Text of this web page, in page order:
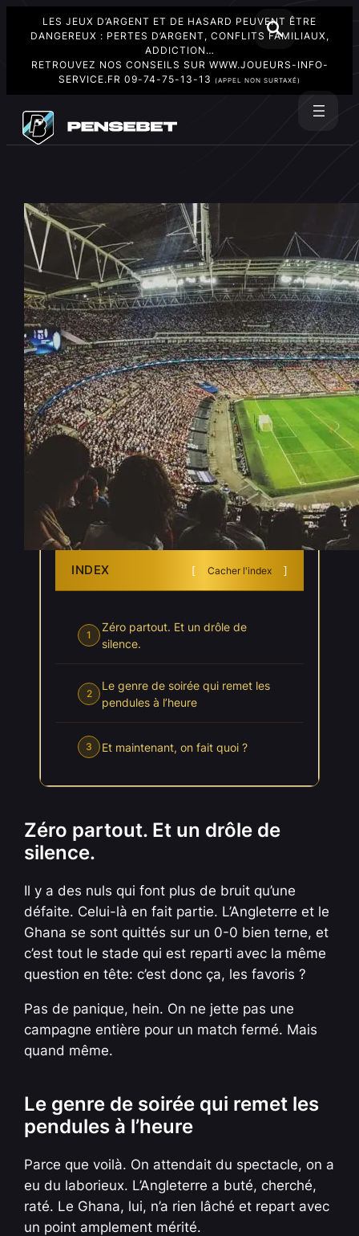
LES JEUX D’ARGENT ET DE HASARD PEUVENT ÊTRE
DANGEREUX : PERTES D’ARGENT, CONFLITS FAMILIAUX,
ADDICTION…
RETROUVEZ NOS CONSEILS SUR WWW.JOUEURS-INFO-
SERVICE.FR 09-74-75-13-13 (APPEL NON SURTAXÉ)
contenu
Mondial : le 0-0 qui ramène
l’Angleterre sur terre
Juin 24, 2026 parPierre Boulben
dans Actualités Coupe du Monde 2026
INDEX Cacher l'index
1
Zéro partout. Et un drôle de
silence.
2
Le genre de soirée qui remet les
pendules à l’heure
3 Et maintenant, on fait quoi ?
Zéro partout. Et un drôle de
silence.
Il y a des nuls qui font plus de bruit qu’une
défaite. Celui-là en fait partie. L’Angleterre et le
Ghana se sont quittés sur un 0-0 bien terne, et
c’est tout le stade qui est reparti avec la même
question en tête: c’est donc ça, les favoris ?
Pas de panique, hein. On ne jette pas une
campagne entière pour un match fermé. Mais
quand même.
Le genre de soirée qui remet les
pendules à l’heure
Parce que voilà. On attendait du spectacle, on a
eu du laborieux. L’Angleterre a buté, cherché,
raté. Le Ghana, lui, n’a rien lâché et repart avec
un point amplement mérité.